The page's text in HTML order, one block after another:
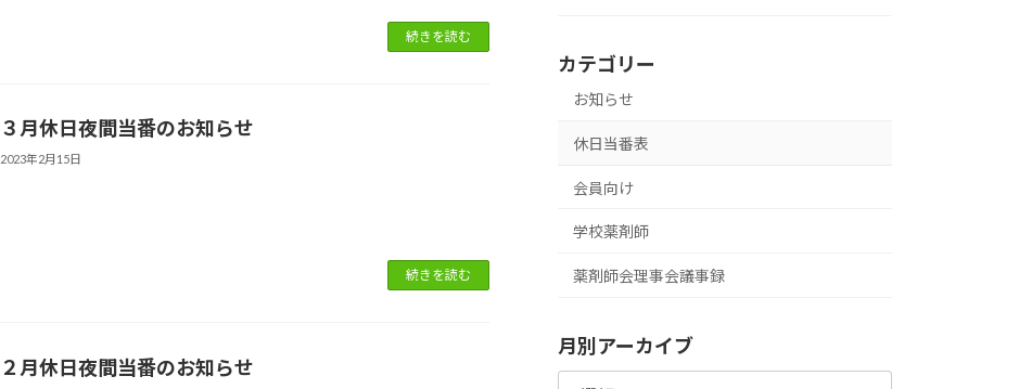
続きを読む
３月休日夜間当番のお知らせ
2023年2月15日
続きを読む
２月休日夜間当番のお知らせ
カテゴリー
お知らせ
休日当番表
会員向け
学校薬剤師
薬剤師会理事会議事録
月別アーカイブ